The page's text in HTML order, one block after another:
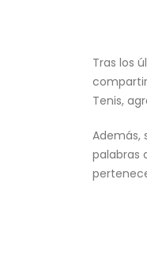
Tras los
Tenis,
Además,
palabras